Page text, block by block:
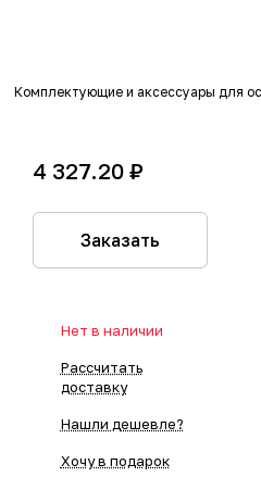
Комплектующие и аксессуары для
4 327.20 ₽
Заказать
Нет в наличии
Рассчитать
доставку
Нашли дешевле?
Хочу в подарок